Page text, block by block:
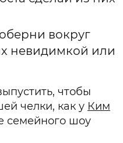
вокруг
невидимкой или
чтобы
челки, как у Ким
семейного шоу